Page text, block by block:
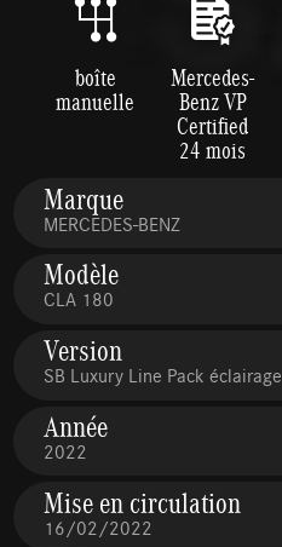
boîte
manuelle
Mercedes-
Benz VP
Certified
24 mois
Marque
MERCEDES-BENZ
Modèle
CLA 180
Version
SB Luxury Line Pack éclairage
Année
2022
Mise en circulation
16/02/2022